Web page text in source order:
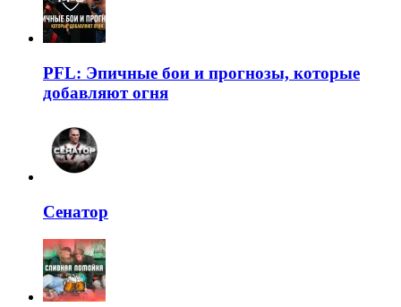
PFL: Эпичные бои и прогнозы, которые
добавляют огня
Сенатор